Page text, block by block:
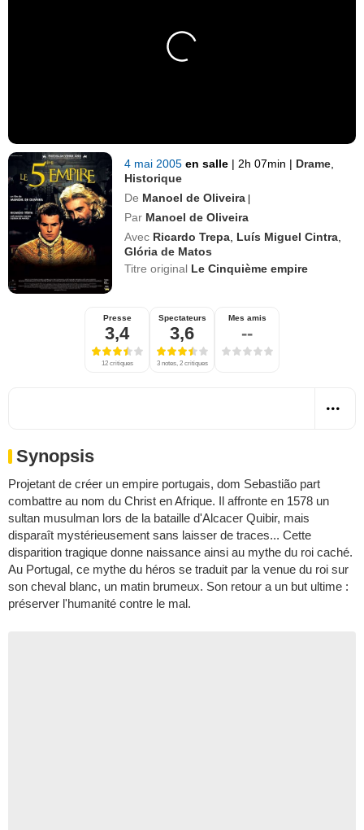
4 mai 2005en salle | 2h 07min | Drame
Historique
De Manoel de Oliveira |
Par Manoel de Oliveira
Avec Ricardo Trepa Luís Miguel Cintra
Glória de Matos
Titre original Le Cinquième empire
Presse
3,4
12 critiques
Spectateurs
3,6
3 notes, 2 critiques
Mes amis
--
Synopsis
Projetant de créer un empire portugais, dom Sebastião part
combattre au nom du Christ en Afrique. Il affronte en 1578 un
sultan musulman lors de la bataille d'Alcacer Quibir, mais
disparaît mystérieusement sans laisser de traces... Cette
disparition tragique donne naissance ainsi au mythe du roi caché.
Au Portugal, ce mythe du héros se traduit par la venue du roi sur
son cheval blanc, un matin brumeux. Son retour a un but ultime :
préserver l'humanité contre le mal.